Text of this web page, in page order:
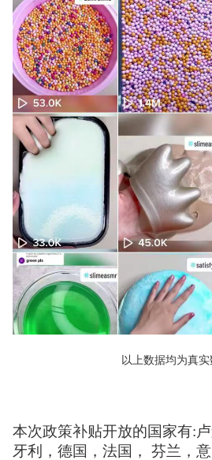
以上数据均为真
本次政策补贴开放的国家有:
牙利，德国，法国， 芬兰，